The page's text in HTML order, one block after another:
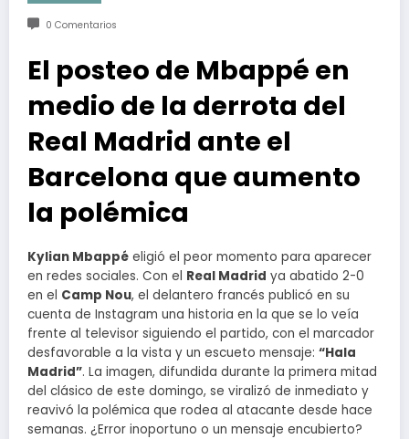
0 Comentarios
El posteo de Mbappé en
medio de la derrota del
Real Madrid ante el
Barcelona que aumento
la polémica
Kylian Mbappé eligió el peor momento para aparecer
en redes sociales. Con el Real Madrid ya abatido 2-0
en el Camp Nou, el delantero francés publicó en su
cuenta de Instagram una historia en la que se lo veía
frente al televisor siguiendo el partido, con el marcador
desfavorable a la vista y un escueto mensaje: “Hala
Madrid”. La imagen, difundida durante la primera mitad
del clásico de este domingo, se viralizó de inmediato y
reavivó la polémica que rodea al atacante desde hace
semanas. ¿Error inoportuno o un mensaje encubierto?